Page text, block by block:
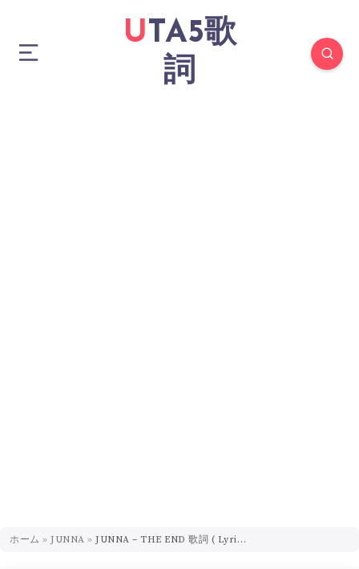
UTA5歌
詞
ホーム » JUNNA » JUNNA – THE END 歌詞 ( Lyrics)